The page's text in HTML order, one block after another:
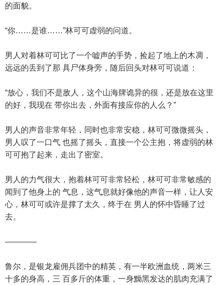
的面貌。
“你……是谁……”林可可虚弱的问道。
男人对着林可可比了一个嘘声的手势，捡起了地上的木凋，
远远的丢到了那 具尸体身旁，随后回头对林可可说道：
“放心，我们不是敌人，这个山海牌诡异的很，还是放在这里
的好，我现在 带你出去，外面有接应你的人么？”
男人的声音非常年轻，同时也非常安稳，林可可微微摇头，
男人叹了一口气 也摇了摇头，直接一个公主抱，将虚弱的林
可可抱了起来，走出了密室。
男人的力气很大，抱着林可可非常轻松，林可可非常敏感的
闻到了他身上的 气息，这气息就好像他的声音一样，让人安
心，林可可或许是撑了太久，终于在 男人的怀中昏睡了过
去。
————
鲁尔，是银龙雇佣兵团中的精英，有一半欧洲血统，两米三
十多的身高，三 百多斤的体重，一身黝黑发达的肌肉充满了